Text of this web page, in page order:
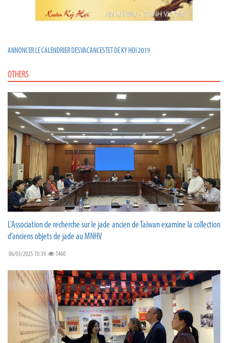
ANNONCER LE CALENDRIER DES VACANCES TET DE KY HOI 2019
OTHERS
L'Association de recherche sur le jade ancien de Taïwan examine la collection
d’anciens objets de jade au MNHV
06/03/2025 10:39 1460